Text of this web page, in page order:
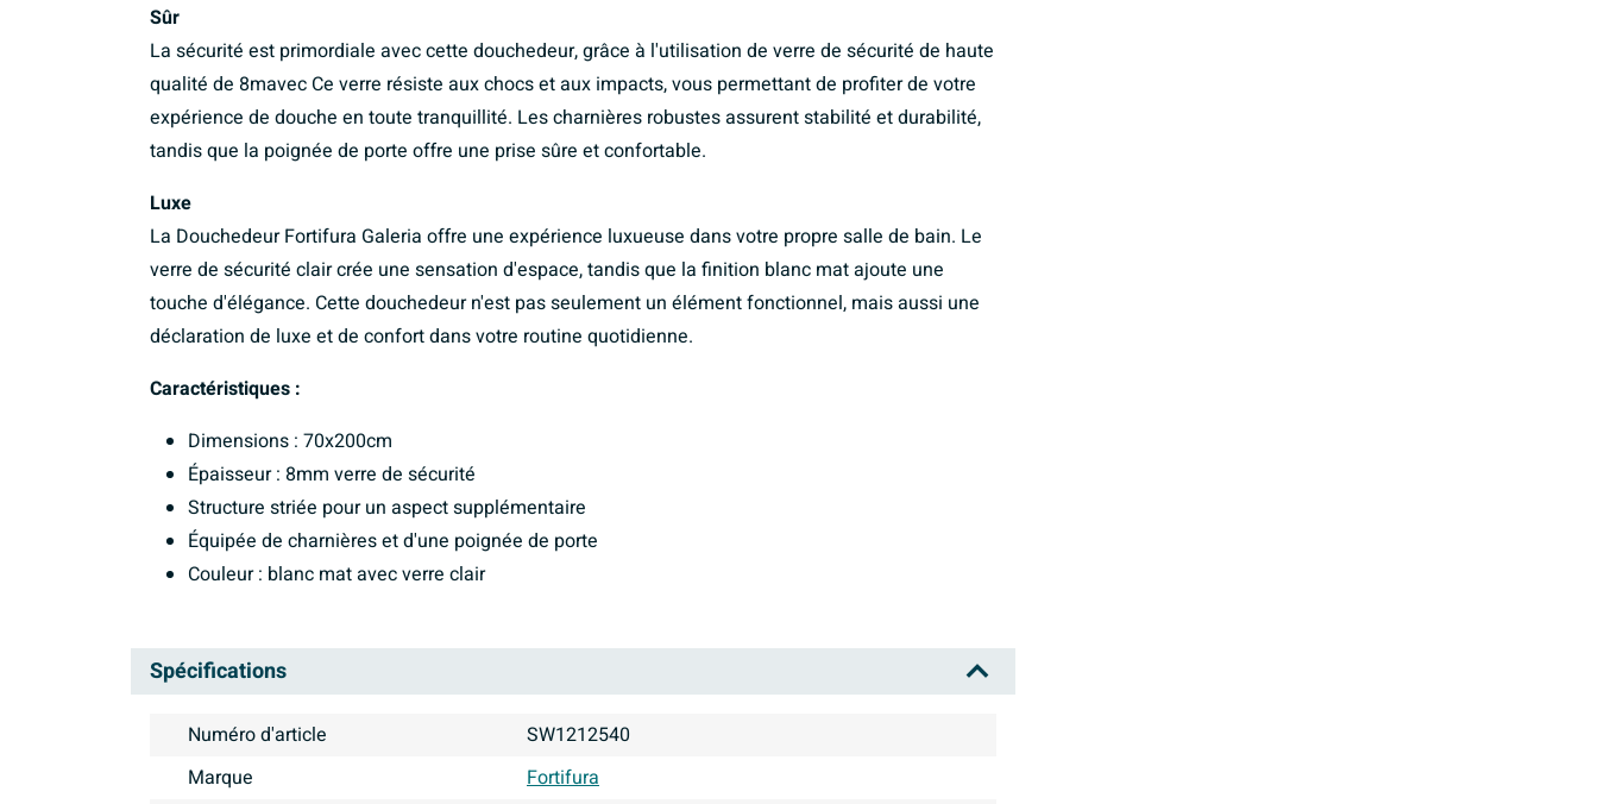
Sûr
La sécurité est primordiale avec cette douchedeur, grâce à l'utilisation de verre de sécurité de haute
qualité de 8mavec Ce verre résiste aux chocs et aux impacts, vous permettant de profiter de votre
expérience de douche en toute tranquillité. Les charnières robustes assurent stabilité et durabilité,
tandis que la poignée de porte offre une prise sûre et confortable.
Luxe
La Douchedeur Fortifura Galeria offre une expérience luxueuse dans votre propre salle de bain. Le
verre de sécurité clair crée une sensation d'espace, tandis que la finition blanc mat ajoute une
touche d'élégance. Cette douchedeur n'est pas seulement un élément fonctionnel, mais aussi une
déclaration de luxe et de confort dans votre routine quotidienne.
Caractéristiques :
Dimensions : 70x200cm
Épaisseur : 8mm verre de sécurité
Structure striée pour un aspect supplémentaire
Équipée de charnières et d'une poignée de porte
Couleur : blanc mat avec verre clair
Spécifications
Numéro d'article
SW1212540
Marque
Fortifura